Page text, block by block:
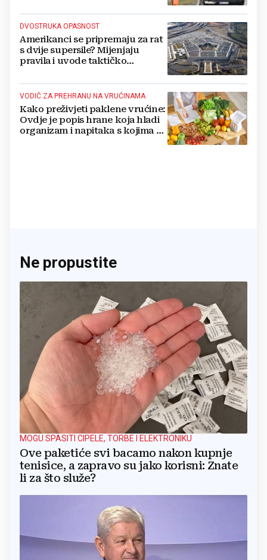
DVOSTRUKA OPASNOST
Amerikanci se pripremaju za rat
s dvije supersile? Mijenjaju
pravila i uvode taktičko
VODIČ ZA PREHRANU NA VRUĆINAMA
Kako preživjeti paklene vrućine:
Ovdje je popis hrane koja hladi
organizam i napitaka s kojima si
Ne propustite
MOGU SPASITI CIPELE, TORBE I ELEKTRONIKU
Ove paketiće svi bacamo nakon kupnje
tenisice, a zapravo su jako korisni: Znate
li za što služe?